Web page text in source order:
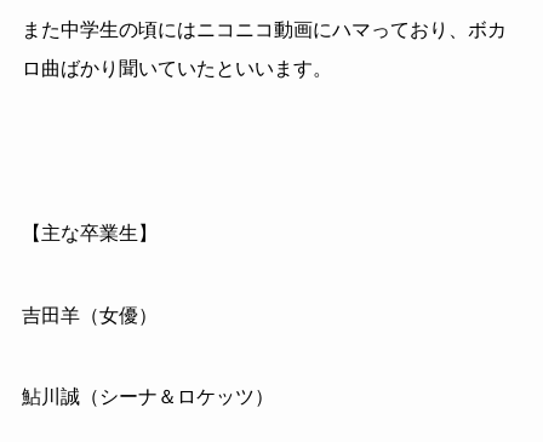
また中学生の頃にはニコニコ動画にハマっており、ボカ
ロ曲ばかり聞いていたといいます。
【主な卒業生】
吉田羊（女優）
鮎川誠（シーナ＆ロケッツ）